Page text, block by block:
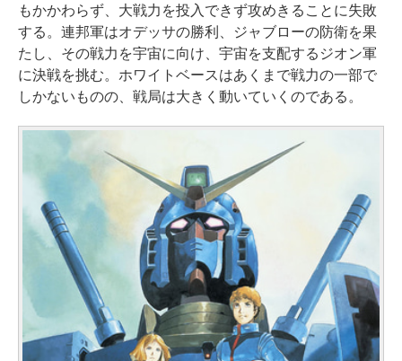
もかかわらず、大戦力を投入できず攻めきることに失敗
する。連邦軍はオデッサの勝利、ジャブローの防衛を果
たし、その戦力を宇宙に向け、宇宙を支配するジオン軍
に決戦を挑む。ホワイトベースはあくまで戦力の一部で
しかないものの、戦局は大きく動いていくのである。